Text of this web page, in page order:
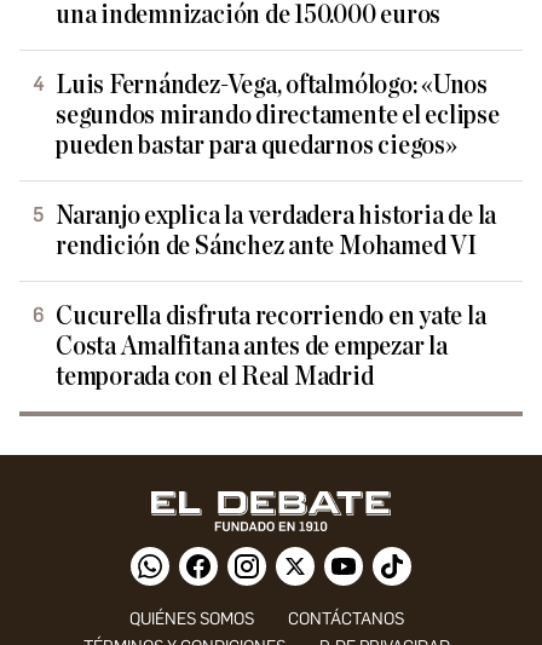
una indemnización de 150.000 euros
Luis Fernández-Vega, oftalmólogo: «Unos
segundos mirando directamente el eclipse
pueden bastar para quedarnos ciegos»
Naranjo explica la verdadera historia de la
rendición de Sánchez ante Mohamed VI
Cucurella disfruta recorriendo en yate la
Costa Amalfitana antes de empezar la
temporada con el Real Madrid
QUIÉNES SOMOS
CONTÁCTANOS